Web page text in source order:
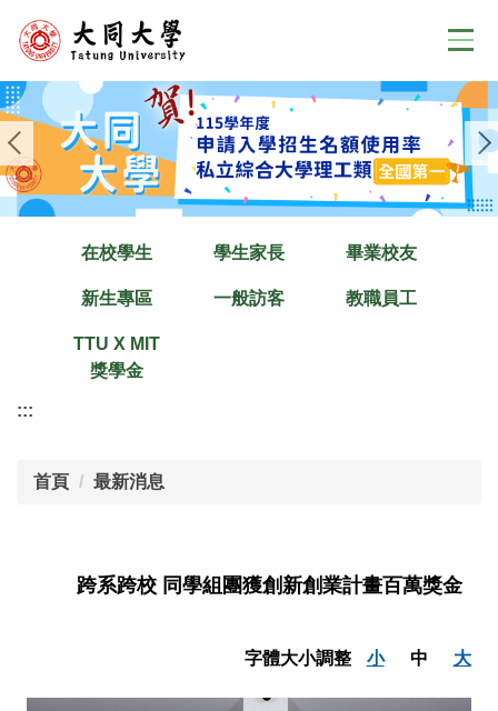
到
要
內
容
區
在校學生 學生家長 畢業校友
新生專區 一般訪客 教職員工
TTU X MIT
獎學金
:::
首頁 最新消息
跨系跨校 同學組團獲創新創業計畫百萬獎金
字體大小調整 小 中 大